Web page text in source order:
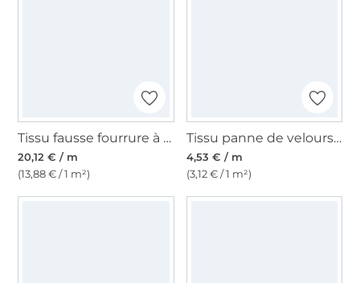
Tissu fausse fourrure à longs poils hirsutes, blanc
20,12 € / m
(13,88 € / 1 m²)
Tissu panne de velours, terracotta
4,53 € / m
(3,12 € / 1 m²)